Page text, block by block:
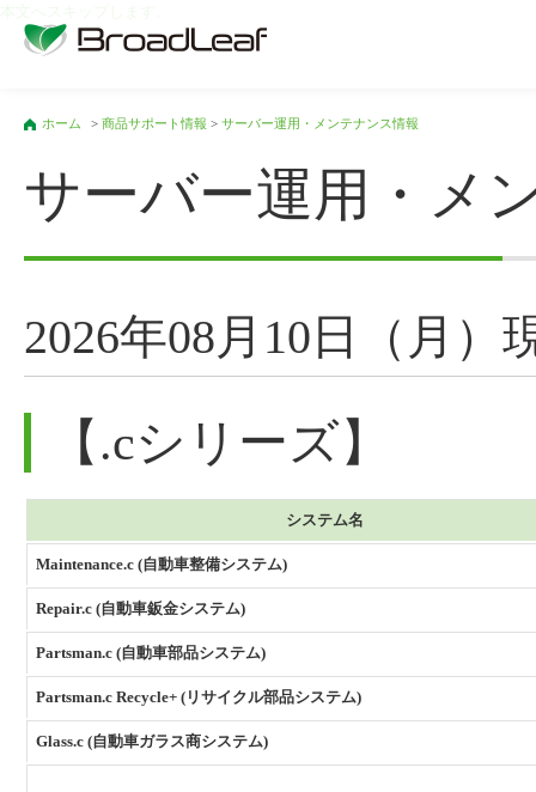
ホーム > 商品サポート情報 > サーバー運用・メンテナンス情報
サーバー運用・メ
2026年08月10日（月）
【.cシリーズ】
システム名
Maintenance.c (自動車整備システム)
Repair.c (自動車鈑金システム)
Partsman.c (自動車部品システム)
Partsman.c Recycle+ (リサイクル部品システム)
Glass.c (自動車ガラス商システム)